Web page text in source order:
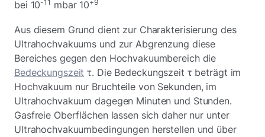
bei 10-11 mbar 10+9
Aus diesem Grund dient zur Charakterisierung des
Ultrahochvakuums und zur Abgrenzung diese
Bereiches gegen den Hochvakuumbereich die
Bedeckungszeit τ. Die Bedeckungszeit τ beträgt im
Hochvakuum nur Bruchteile von Sekunden, im
Ultrahochvakuum dagegen Minuten und Stunden.
Gasfreie Oberflächen lassen sich daher nur unter
Ultrahochvakuumbedingungen herstellen und über